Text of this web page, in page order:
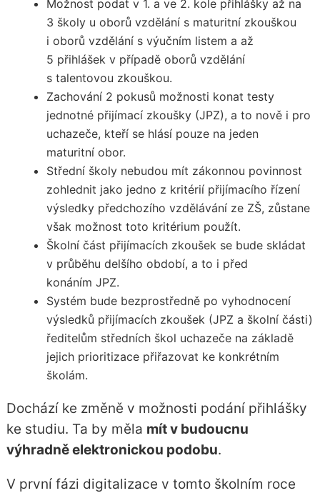
Možnost podat v 1. a ve 2. kole přihlášky až na
3 školy u oborů vzdělání s maturitní zkouškou
i oborů vzdělání s výučním listem a až
5 přihlášek v případě oborů vzdělání
s talentovou zkouškou.
Zachování 2 pokusů možnosti konat testy
jednotné přijímací zkoušky (JPZ), a to nově i pro
uchazeče, kteří se hlásí pouze na jeden
maturitní obor.
Střední školy nebudou mít zákonnou povinnost
zohlednit jako jedno z kritérií přijímacího řízení
výsledky předchozího vzdělávání ze ZŠ, zůstane
však možnost toto kritérium použít.
Školní část přijímacích zkoušek se bude skládat
v průběhu delšího období, a to i před
konáním JPZ.
Systém bude bezprostředně po vyhodnocení
výsledků přijímacích zkoušek (JPZ a školní části)
ředitelům středních škol uchazeče na základě
jejich prioritizace přiřazovat ke konkrétním
školám.
Dochází ke změně v možnosti podání přihlášky
ke studiu. Ta by měla mít v budoucnu
výhradně elektronickou podobu.
V první fázi digitalizace v tomto školním roce